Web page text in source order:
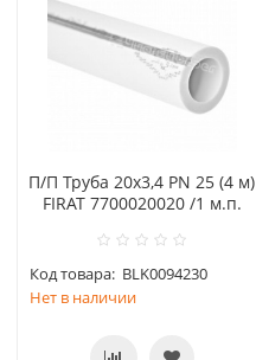
П/П Труба 20х3,4 PN 25 (4 м)
FIRAT 7700020020 /1 м.п.
Код товара: BLK0094230
Нет в наличии